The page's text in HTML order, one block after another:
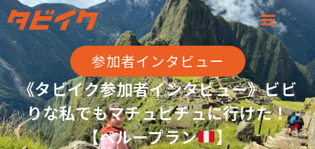
参加者インタビュー
《タビイク参加者インタビュー》ビビ
りな私でもマチュピチュに行けた！
【ペループラン
】